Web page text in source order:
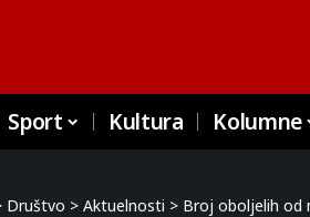
Sport Kultura Kolumne
Društvo > Aktuelnosti > Broj oboljelih od